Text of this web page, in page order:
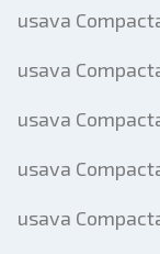
usava
usava
usava
usava
usava